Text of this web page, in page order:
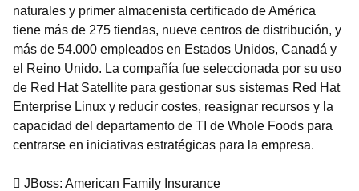
naturales y primer almacenista certificado de América
tiene más de 275 tiendas, nueve centros de distribución, y
más de 54.000 empleados en Estados Unidos, Canadá y
el Reino Unido. La compañía fue seleccionada por su uso
de Red Hat Satellite para gestionar sus sistemas Red Hat
Enterprise Linux y reducir costes, reasignar recursos y la
capacidad del departamento de TI de Whole Foods para
centrarse en iniciativas estratégicas para la empresa.
 JBoss: American Family Insurance